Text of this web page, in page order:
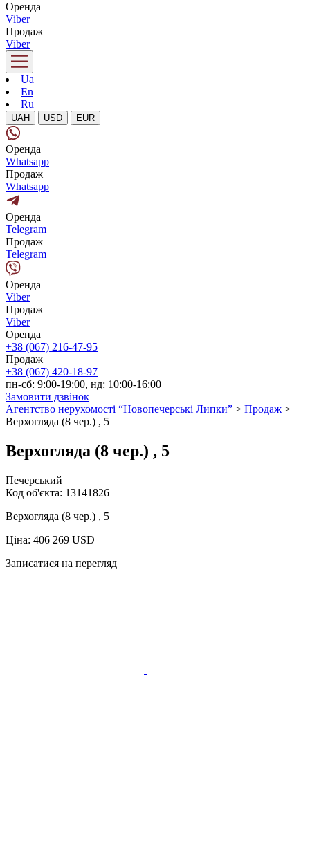
Оренда
Viber
Продаж
Viber
Ua
En
Ru
UAH USD EUR
Оренда
Whatsapp
Продаж
Whatsapp
Оренда
Telegram
Продаж
Telegram
Оренда
Viber
Продаж
Viber
Оренда
+38 (067) 216-47-95
Продаж
+38 (067) 420-18-97
пн-сб: 9:00-19:00, нд: 10:00-16:00
Замовити дзвінок
Агентство нерухомості “Новопечерські Липки” > Продаж >
Верхогляда (8 чер.) , 5
Верхогляда (8 чер.) , 5
Печерський
Код об'єкта: 13141826
Верхогляда (8 чер.) , 5
Ціна: 406 269 USD
Записатися на перегляд